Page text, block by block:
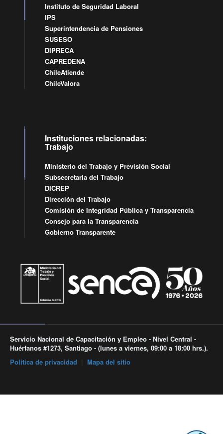
Instituto de Seguridad Laboral
IPS
Superintendencia de Pensiones
SUSESO
DIPRECA
CAPREDENA
ChileAtiende
ChileValora
Instituciones relacionadas:
Trabajo
Ministerio del Trabajo y Previsión Social
Subsecretaría del Trabajo
DICREP
Dirección del Trabajo
Comisión de Integridad Pública y Transparencia
Consejo para la Transparencia
Gobierno Transparente
Servicio Nacional de Capacitación y Empleo - Nivel Central -
Huérfanos #1273, Santiago - (lunes a viernes, 09:00 a 18:00 hrs.).
Política de privacidad
Mapa del sitio